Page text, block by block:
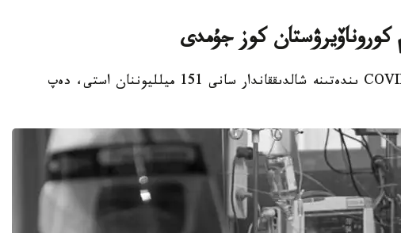
نۇر-سۇلتان. قازاقپارات - الەمدە COVID-19 ىندەتىنە شالدىققاندار سانى 151 ميلليوننان استى، دەپ